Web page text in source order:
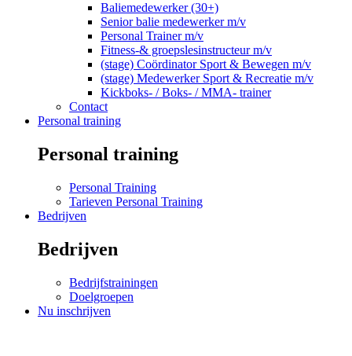
Baliemedewerker (30+)
Senior balie medewerker m/v
Personal Trainer m/v
Fitness-& groepslesinstructeur m/v
(stage) Coördinator Sport & Bewegen m/v
(stage) Medewerker Sport & Recreatie m/v
Kickboks- / Boks- / MMA- trainer
Contact
Personal training
Personal training
Personal Training
Tarieven Personal Training
Bedrijven
Bedrijven
Bedrijfstrainingen
Doelgroepen
Nu inschrijven